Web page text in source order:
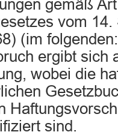
gemäß
vom
(im
ergibt sich
wobei die
sind.